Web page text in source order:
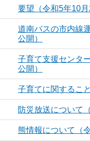
要望（令和5年10月
道南バスの市内線
公開）
子育て支援センタ
公開）
子育てに関するこ
防災放送について
熊情報について（